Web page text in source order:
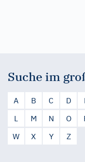
Suche im
A B C D
L
M N O
W
X Y Z